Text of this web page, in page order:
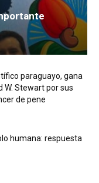
paraguayo, gana
W. Stewart por sus
de pene
humana: respuesta